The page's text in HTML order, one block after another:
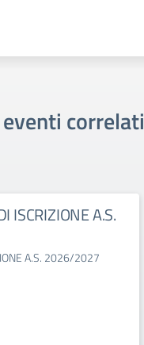
correlati
ISCRIZIONE A.S.
A.S. 2026/2027